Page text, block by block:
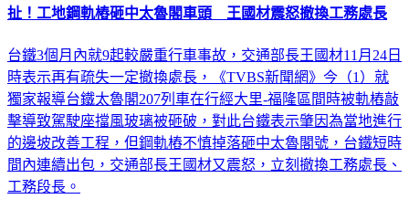
扯！工地鋼軌樁砸中太魯閣車頭 王國材震怒撤換工務處長
台鐵3個月內就9起較嚴重行車事故，交通部長王國材11月24日
時表示再有疏失一定撤換處長，《TVBS新聞網》今（1）就
獨家報導台鐵太魯閣207列車在行經大里-福隆區間時被軌樁敲
擊導致駕駛座擋風玻璃被砸破，對此台鐵表示肇因為當地進行
的邊坡改善工程，但鋼軌樁不慎掉落砸中太魯閣號，台鐵短時
間內連續出包，交通部長王國材又震怒，立刻撤換工務處長、
工務段長。